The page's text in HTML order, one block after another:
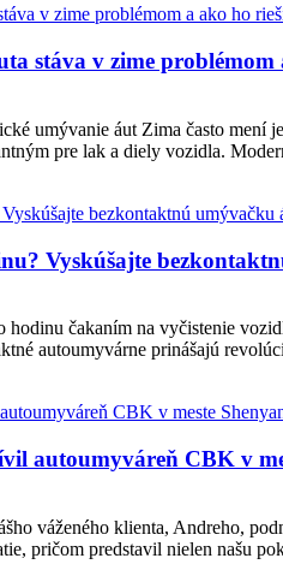
stáva v zime
umývanie áut Zima často mení
pre lak a diely vozidla.
Vyskúšajte
hodinu čakaním na vyčistenie
autoumyvárne prinášajú
autoumyváreň CBK v
váženého klienta, Andreho,
pričom predstavil nielen našu